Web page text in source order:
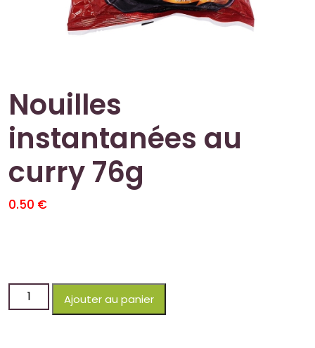
Nouilles
instantanées au
curry 76g
0.50 €
Ajouter au panier